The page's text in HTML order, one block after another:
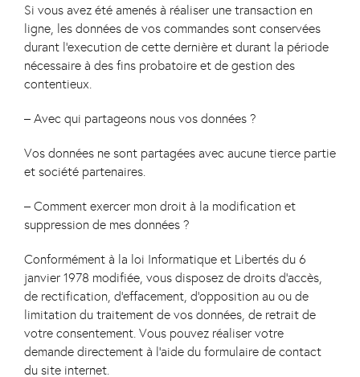
Si vous avez été amenés à réaliser une transaction en
ligne, les données de vos commandes sont conservées
durant l’execution de cette dernière et durant la période
nécessaire à des fins probatoire et de gestion des
contentieux.
– Avec qui partageons nous vos données ?
Vos données ne sont partagées avec aucune tierce partie
et société partenaires.
– Comment exercer mon droit à la modification et
suppression de mes données ?
Conformément à la loi Informatique et Libertés du 6
janvier 1978 modifiée, vous disposez de droits d’accès,
de rectification, d’effacement, d’opposition au ou de
limitation du traitement de vos données, de retrait de
votre consentement. Vous pouvez réaliser votre
demande directement à l’aide du formulaire de contact
du site internet.